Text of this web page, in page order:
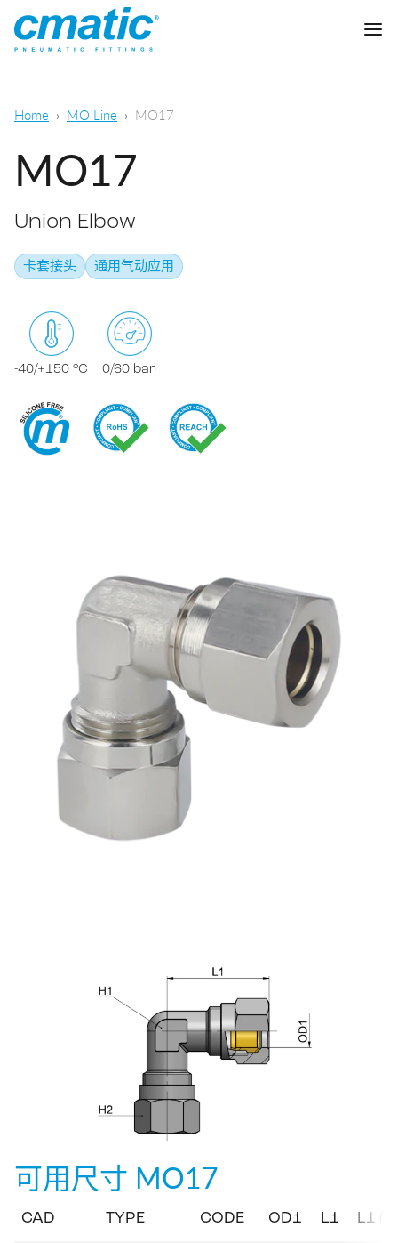
卡套接头
标准接头
快换接头
通用气动
食品，化学&制药
喷雾
Cmatic实验室
质量
销售网络
下载
Home MO Line MO17
MO17
Union Elbow
卡套接头 通用气动应用
-40/+150 °C 0/60 bar
可用尺寸 MO17
CAD TYPE CODE OD1 L1 L1